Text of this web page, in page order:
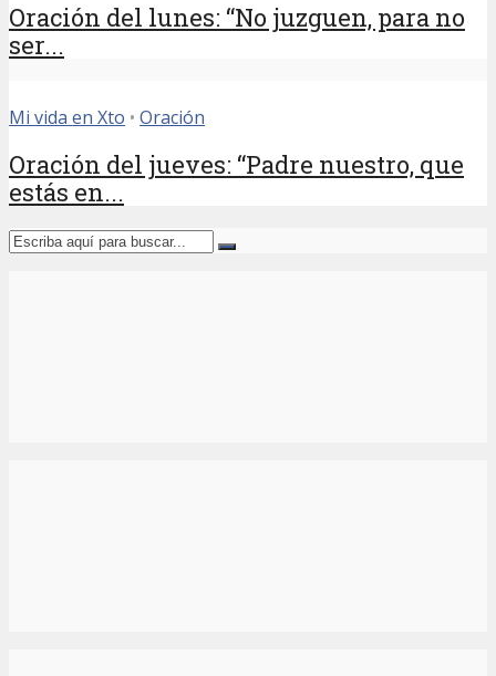
Oración del lunes: “No juzguen, para no
ser...
Mi vida en Xto • Oración
Oración del jueves: “Padre nuestro, que
estás en...